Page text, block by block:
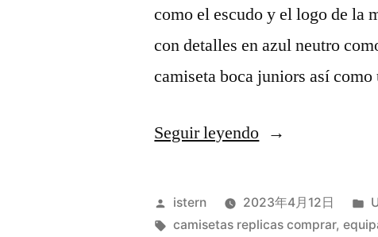
como el escudo y el logo de la
con detalles en azul neutro
camiseta boca juniors así
Seguir leyendo«mejor
para
camisetas
Publicado
por
istern 2023年4月12日
Etiquetas:
camisetas replicas comprar,